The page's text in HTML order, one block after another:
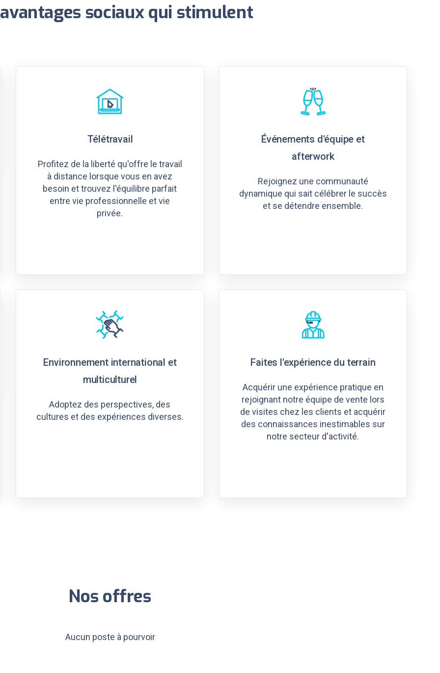
sociaux qui stimulent
Télétravail
Profitez de la liberté qu'offre le travail
à distance lorsque vous en avez
besoin et trouvez l'équilibre parfait
entre vie professionnelle et vie
privée.
Événements d'équipe et
afterwork
Rejoignez une communauté
dynamique qui sait célébrer le succès
et se détendre ensemble.
Environnement international et
multiculturel
Adoptez des perspectives, des
cultures et des expériences diverses.
Faites l'expérience du terrain
Acquérir une expérience pratique en
rejoignant notre équipe de vente lors
de visites chez les clients et acquérir
des connaissances inestimables sur
notre secteur d'activité.
Nos offres
Aucun poste à pourvoir